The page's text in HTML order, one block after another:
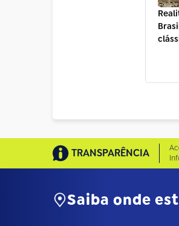
TRANSPARÊNCIA
Saiba onde